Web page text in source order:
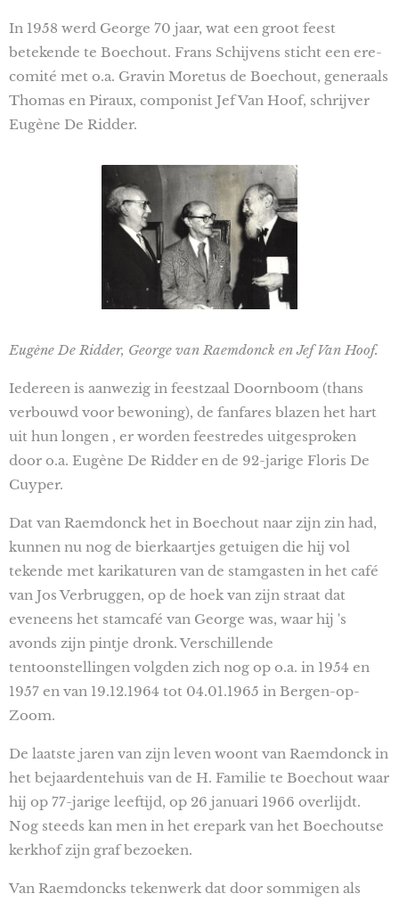
In 1958 werd George 70 jaar, wat een groot feest
betekende te Boechout. Frans Schijvens sticht een ere-
comité met o.a. Gravin Moretus de Boechout, generaals
Thomas en Piraux, componist Jef Van Hoof, schrijver
Eugène De Ridder.
Eugène De Ridder, George van Raemdonck en Jef Van Hoof.
Iedereen is aanwezig in feestzaal Doornboom (thans
verbouwd voor bewoning), de fanfares blazen het hart
uit hun longen , er worden feestredes uitgesproken
door o.a. Eugène De Ridder en de 92-jarige Floris De
Cuyper.
Dat van Raemdonck het in Boechout naar zijn zin had,
kunnen nu nog de bierkaartjes getuigen die hij vol
tekende met karikaturen van de stamgasten in het café
van Jos Verbruggen, op de hoek van zijn straat dat
eveneens het stamcafé van George was, waar hij 's
avonds zijn pintje dronk. Verschillende
tentoonstellingen volgden zich nog op o.a. in 1954 en
1957 en van 19.12.1964 tot 04.01.1965 in Bergen-op-
Zoom.
De laatste jaren van zijn leven woont van Raemdonck in
het bejaardentehuis van de H. Familie te Boechout waar
hij op 77-jarige leeftijd, op 26 januari 1966 overlijdt.
Nog steeds kan men in het erepark van het Boechoutse
kerkhof zijn graf bezoeken.
Van Raemdoncks tekenwerk dat door sommigen als